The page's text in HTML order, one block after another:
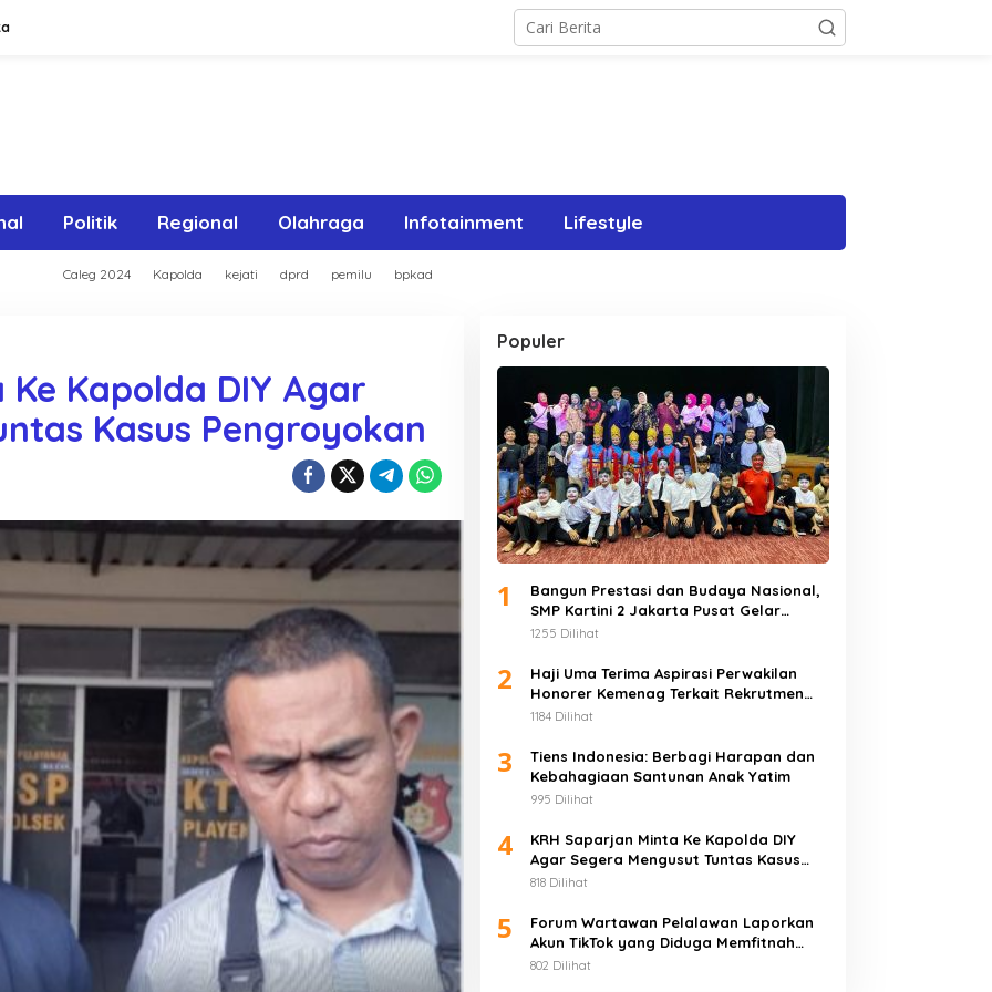
Politik Regional Olahraga Infotainment Lifestyle
Caleg 2024 Kapolda kejati dprd pemilu bpkad
Kapolda DIY Agar
Kasus Pengroyokan
Populer
1
Bangun Prestasi dan Budaya Nasional,
SMP Kartini 2 Jakarta Pusat Gelar
Pentas
1255 Dilihat
2
Haji Uma Terima Aspirasi Perwakilan
Honorer Kemenag Terkait Rekrutmen
PPPK
1184 Dilihat
3
Tiens Indonesia: Berbagi Harapan dan
Kebahagiaan Santunan Anak Yatim
995 Dilihat
4
KRH Saparjan Minta Ke Kapolda DIY
Agar Segera Mengusut Tuntas Kasus
Pengroyokan
818 Dilihat
5
Forum Wartawan Pelalawan Laporkan
Akun TikTok yang Diduga Memfitnah
Jurnalis
802 Dilihat